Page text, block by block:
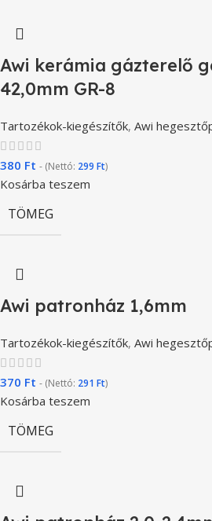
Awi kerámia gázterelő
42,0mm GR-8
Tartozékok-kiegészítők, Awi
380 Ft - (Nettó: 299 Ft)
Kosárba teszem
TÖMEG
Awi patronház 1,6mm
Tartozékok-kiegészítők, Awi
370 Ft - (Nettó: 291 Ft)
Kosárba teszem
TÖMEG